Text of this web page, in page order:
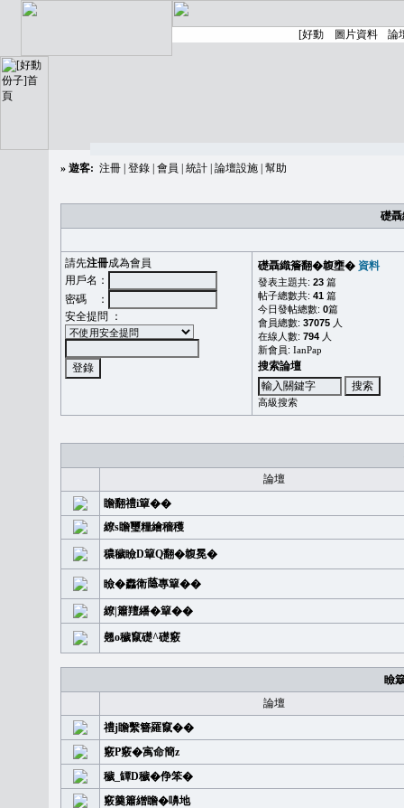
» 遊客: 注冊 登錄 會員 統計 論壇設施 幫助
礎
請先注冊成為會員
用戶名：
密碼 ：
安全提問 ：
礎聶織簷翻�䪖壅� 資料
發表主題共: 23 篇
帖子總數共: 41 篇
今日發帖總數: 0篇
會員總數: 37075 人
在線人數: 794 人
新會員: IanPap
搜索論壇
高級搜索
論壇
瞻翻禮i簞��
繚s瞻璽糧繪穡穫
穠穢瞼D簞Q翻�䪖冕�
瞼�䆐衛𦻕專簞��
繚|簫羶繙�簞��
翹o穢竄礎^礎竅
瞼
論壇
禮j瞻繫簪羅竄��
竅P竅�㝢命簡z
穢_罈D穢�鿇笨�
竅羹簫繒瞻�嚊地